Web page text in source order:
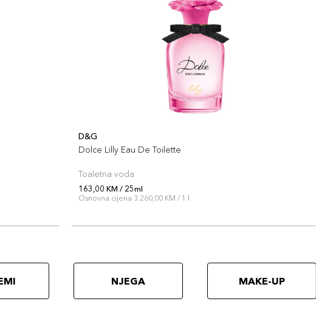
D&G
Dolce Lilly Eau De Toilette
Toaletna voda
163,00 KM / 25ml
Osnovna cijena 3.260,00 KM / 1 l
NJEGA MAKE-UP